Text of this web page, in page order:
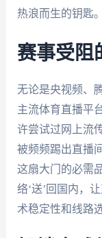
热浪而生的钥匙。
赛事受阻
无论是央视频、
主流体育直播平
许尝试过网上流
被频频踢出直播
这扇大门的必需
络‘送’回国内，
术稳定性和线路